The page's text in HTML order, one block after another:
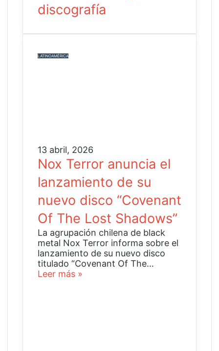
discografía
LATINOAMÉRICA
13 abril, 2026
Nox Terror anuncia el
lanzamiento de su
nuevo disco “Covenant
Of The Lost Shadows”
La agrupación chilena de black
metal Nox Terror informa sobre el
lanzamiento de su nuevo disco
titulado “Covenant Of The…
Leer más »